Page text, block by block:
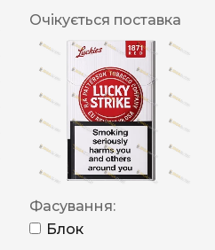
Очікується поставка
Фасування:
Блок